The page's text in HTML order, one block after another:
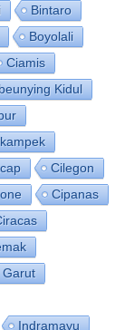
Bintaro
Boyolali
Ciamis
Kidul
Cilegon
Cipanas
Garut
Indramayu